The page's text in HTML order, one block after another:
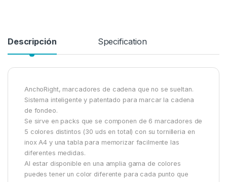
Descripción Specification
AnchoRight, marcadores de cadena que no se sueltan.
Sistema inteligente y patentado para marcar la cadena
de fondeo.
Se sirve en packs que se componen de 6 marcadores de
5 colores distintos (30 uds en total) con su tornilleria en
inox A4 y una tabla para memorizar facilmente las
diferentes medidas.
Al estar disponible en una amplia gama de colores
puedes tener un color diferente para cada punto que